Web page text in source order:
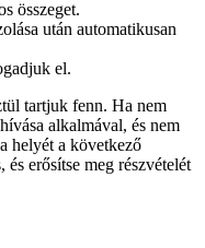
összeget.
után automatikusan
el.
tartjuk fenn. Ha nem
alkalmával, és nem
helyét a következő
erősítse meg részvételét